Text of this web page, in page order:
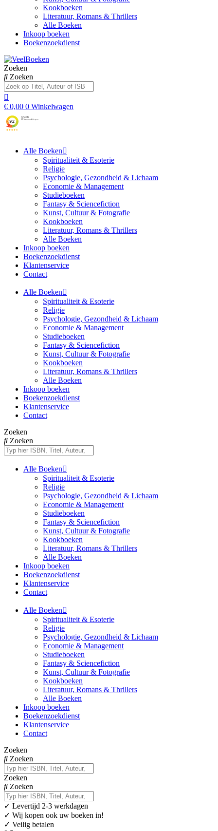
Kookboeken
Literatuur, Romans & Thrillers
Alle Boeken
Inkoop boeken
Boekenzoekdienst
Zoeken
Zoeken
€ 0,00 0 Winkelwagen
Alle Boeken
Spiritualiteit & Esoterie
Religie
Psychologie, Gezondheid & Lichaam
Economie & Management
Studieboeken
Fantasy & Sciencefiction
Kunst, Cultuur & Fotografie
Kookboeken
Literatuur, Romans & Thrillers
Alle Boeken
Inkoop boeken
Boekenzoekdienst
Klantenservice
Contact
Alle Boeken
Spiritualiteit & Esoterie
Religie
Psychologie, Gezondheid & Lichaam
Economie & Management
Studieboeken
Fantasy & Sciencefiction
Kunst, Cultuur & Fotografie
Kookboeken
Literatuur, Romans & Thrillers
Alle Boeken
Inkoop boeken
Boekenzoekdienst
Klantenservice
Contact
Zoeken
Zoeken
Alle Boeken
Spiritualiteit & Esoterie
Religie
Psychologie, Gezondheid & Lichaam
Economie & Management
Studieboeken
Fantasy & Sciencefiction
Kunst, Cultuur & Fotografie
Kookboeken
Literatuur, Romans & Thrillers
Alle Boeken
Inkoop boeken
Boekenzoekdienst
Klantenservice
Contact
Alle Boeken
Spiritualiteit & Esoterie
Religie
Psychologie, Gezondheid & Lichaam
Economie & Management
Studieboeken
Fantasy & Sciencefiction
Kunst, Cultuur & Fotografie
Kookboeken
Literatuur, Romans & Thrillers
Alle Boeken
Inkoop boeken
Boekenzoekdienst
Klantenservice
Contact
Zoeken
Zoeken
Zoeken
Zoeken
✓ Levertijd 2-3 werkdagen
✓ Wij kopen ook uw boeken in!
✓ Veilig betalen